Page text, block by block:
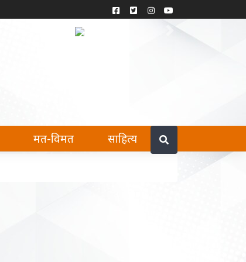
Previous
मत-विमत साहित्य